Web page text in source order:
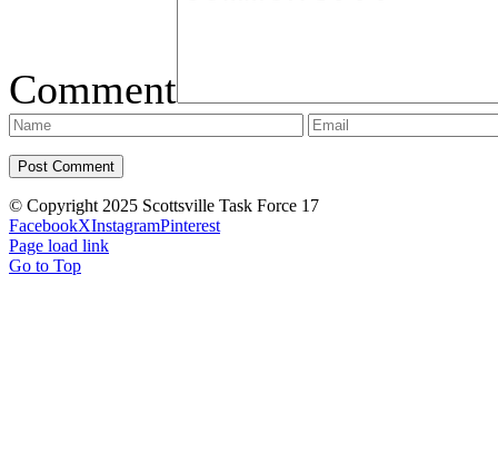
Comment
© Copyright 2025 Scottsville Task Force 17
FacebookXInstagramPinterest
Page load link
Go to Top